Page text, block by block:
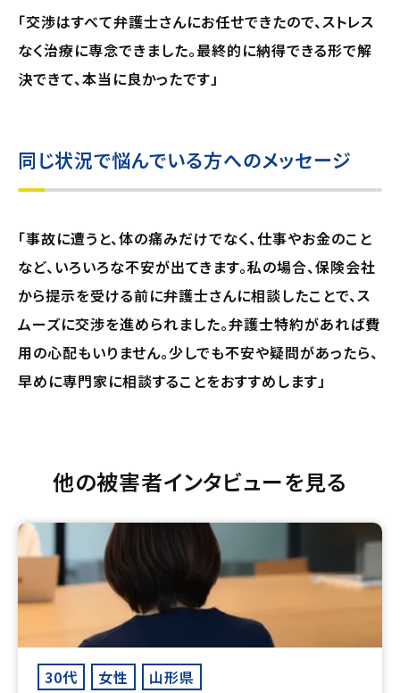
「交渉はすべて弁護士さんにお任せできたので、ストレス
なく治療に専念できました。最終的に納得できる形で解
決できて、本当に良かったです」
同じ状況で悩んでいる方へのメッセージ
「事故に遭うと、体の痛みだけでなく、仕事やお金のこと
など、いろいろな不安が出てきます。私の場合、保険会社
から提示を受ける前に弁護士さんに相談したことで、ス
ムーズに交渉を進められました。弁護士特約があれば費
用の心配もいりません。少しでも不安や疑問があったら、
早めに専門家に相談することをおすすめします」
他の被害者インタビューを見る
30代 女性 山形県